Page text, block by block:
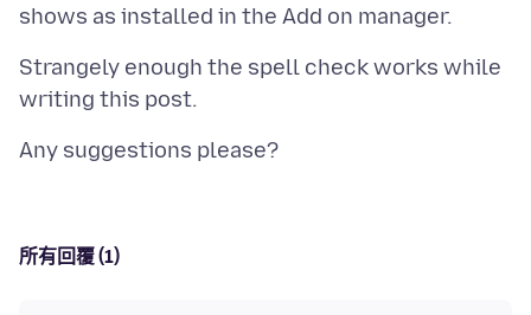
Strangely enough the spell check works while
所有回覆 (1)